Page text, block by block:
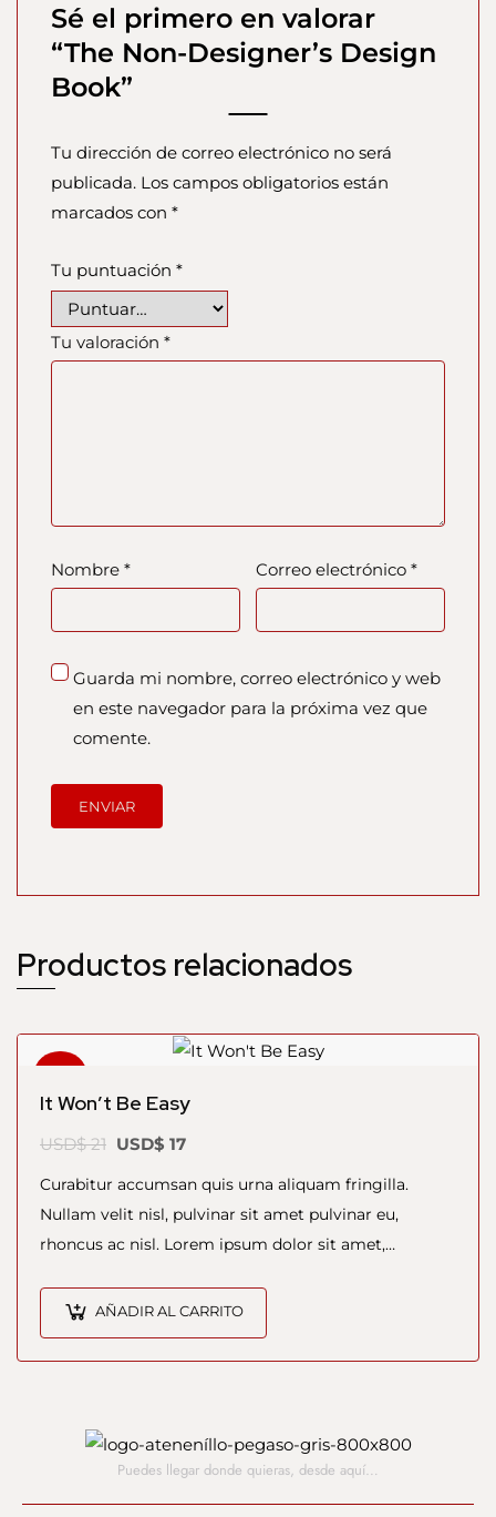
Sé el primero en valorar
“The Non-Designer’s Design
Book”
Tu dirección de correo electrónico no será
publicada. Los campos obligatorios están
marcados con *
Tu puntuación *
Tu valoración *
Nombre * Correo electrónico*
Guarda mi nombre, correo electrónico y web
en este navegador para la próxima vez que
comente.
Productos relacionados
It Won’t Be Easy
USD$21 USD$ 17
Curabitur accumsan quis urna aliquam fringilla.
Nullam velit nisl, pulvinar sit amet pulvinar eu,
rhoncus ac nisl. Lorem ipsum dolor sit amet,
nisi….
AÑADIR AL CARRITO
Puedes llegar donde quieras, desde aquí…